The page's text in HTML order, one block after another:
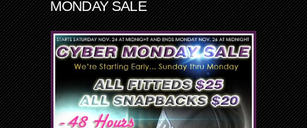
MONDAY SALE